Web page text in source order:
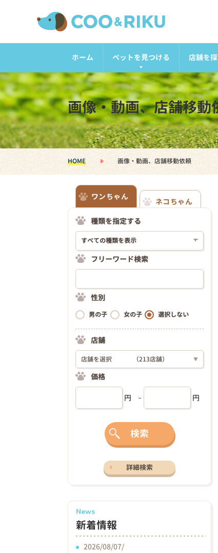
ホーム ペットを見つける 店舗を
画像・動画、店舗移動
HOME 画像・動画、店舗移動依頼
ワンちゃん
ネコちゃん
種類を指定する
フリーワード検索
性別
男の子 女の子 選択しない
店舗
店舗を選択 （213店舗） ▼
価格
円 円
検索
詳細検索
News
新着情報
2026/08/07/